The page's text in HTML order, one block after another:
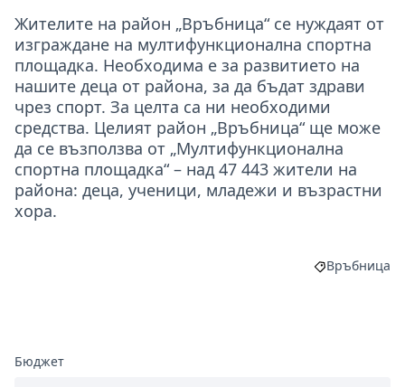
Жителите на район „Връбница“ се нуждаят от
изграждане на мултифункционална спортна
площадка. Необходима е за развитието на
нашите деца от района, за да бъдат здрави
чрез спорт. За целта са ни необходими
средства. Целият район „Връбница“ ще може
да се възползва от „Мултифункционална
спортна площадка“ – над 47 443 жители на
района: деца, ученици, младежи и възрастни
хора.
Връбница
Бюджет